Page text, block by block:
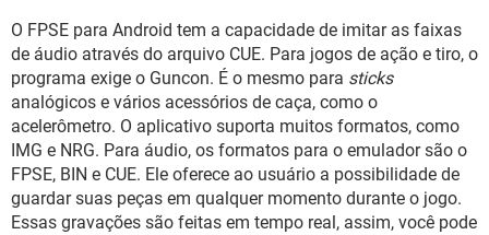
O FPSE para Android tem a capacidade de imitar as faixas
de áudio através do arquivo CUE. Para jogos de ação e tiro, o
programa exige o Guncon. É o mesmo para sticks
analógicos e vários acessórios de caça, como o
acelerômetro. O aplicativo suporta muitos formatos, como
IMG e NRG. Para áudio, os formatos para o emulador são o
FPSE, BIN e CUE. Ele oferece ao usuário a possibilidade de
guardar suas peças em qualquer momento durante o jogo.
Essas gravações são feitas em tempo real, assim, você pode